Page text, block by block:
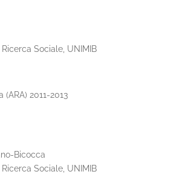
Sociale, UNIMIB
2011-2013
Bicocca
Sociale, UNIMIB